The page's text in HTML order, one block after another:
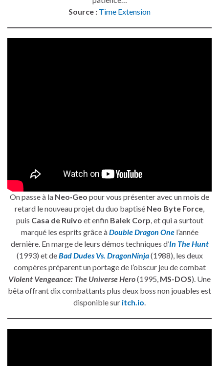
Source : Time Extension
On passe à la Neo·Geo pour vous présenter avec un mois de
retard le nouveau projet du duo baptisé Neo Byte Force,
puis Casa de Ruivo et enfin Balek Corp, et qui a surtout
marqué les esprits grâce àDouble Dragon Onel’année
dernière. En marge de leurs démos techniques d’In The Hunt
(1993) et deBad Dudes Vs. DragonNinja(1988), les deux
compères préparent un portage de l’obscur jeu de combat
Violent Vengeance: The Universe Hero(1995, MS-DOS). Une
bêta offrant dix combattants plus deux boss non jouables est
disponible sur itch.io.